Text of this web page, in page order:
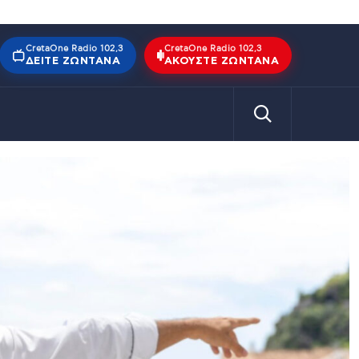
CretaOne Radio 102,3
ΔΕΊΤΕ ΖΩΝΤΑΝΆ
CretaOne Radio 102,3
ΑΚΟΎΣΤΕ ΖΩΝΤΑΝΆ